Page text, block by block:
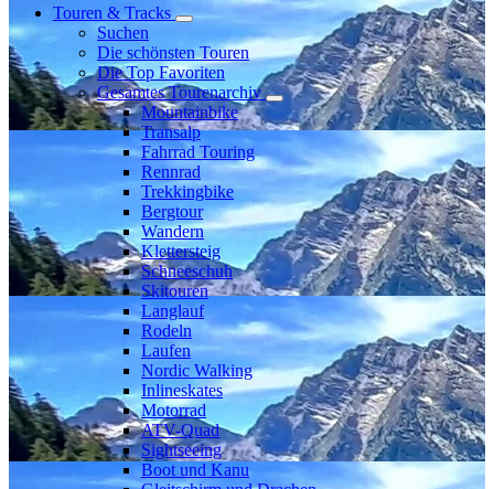
Touren & Tracks
Suchen
Die schönsten Touren
Die Top Favoriten
Gesamtes Tourenarchiv
Mountainbike
Transalp
Fahrrad Touring
Rennrad
Trekkingbike
Bergtour
Wandern
Klettersteig
Schneeschuh
Skitouren
Langlauf
Rodeln
Laufen
Nordic Walking
Inlineskates
Motorrad
ATV-Quad
Sightseeing
Boot und Kanu